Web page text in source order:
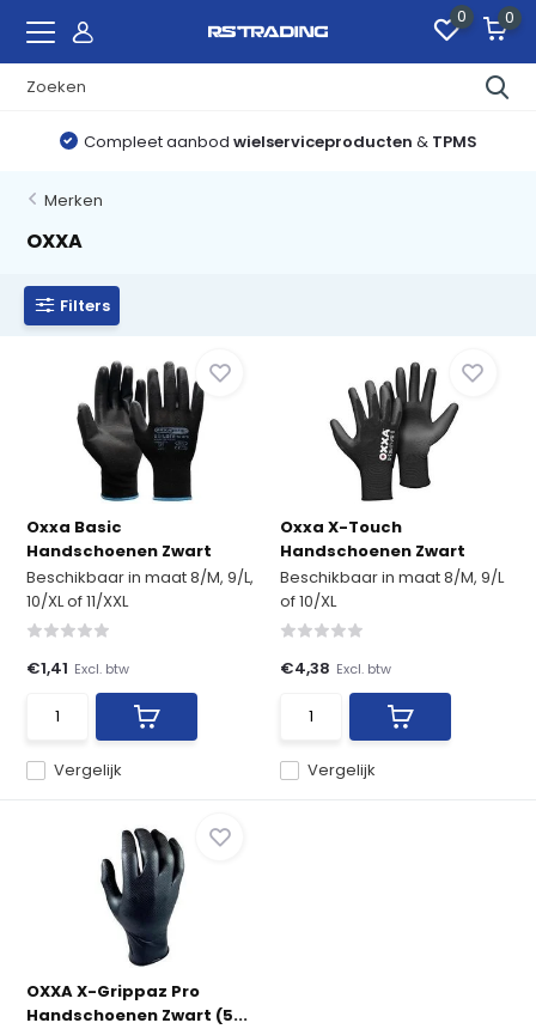
0 0
Compleet aanbod wielserviceproducten & TPMS
Merken
OXXA
Filters
Oxxa Basic
Handschoenen Zwart
Beschikbaar in maat 8/M, 9/L,
10/XL of 11/XXL
Vergelijk
€1,41 Excl. btw
Oxxa X-Touch
Handschoenen Zwart
Beschikbaar in maat 8/M, 9/L
of 10/XL
Vergelijk
€4,38 Excl. btw
OXXA X-Grippaz Pro
Handschoenen Zwart (5...